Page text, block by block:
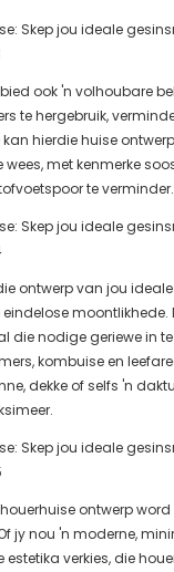
ook 'n volhoubare
te hergebruik,
hierdie huise
met kenmerke
te verminder.
ontwerp van jou
moontlikhede.
die nodige geriewe in te
kombuise en
dekke of selfs 'n
ontwerp
jy nou 'n moderne,
verkies, die